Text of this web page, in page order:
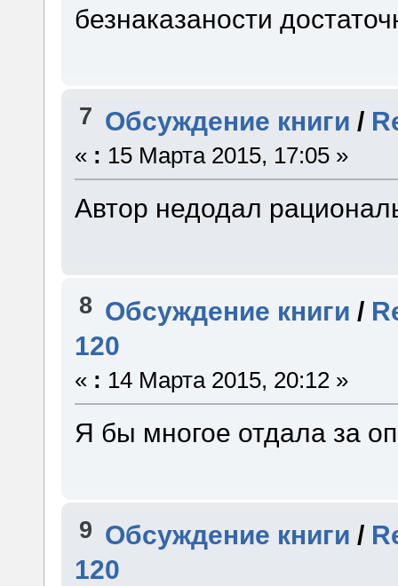
безнаказаности
7 Обсуждение книги /
« : 15 Марта 2015, 17:05 »
Автор недодал
8 Обсуждение книги /
120
« : 14 Марта 2015, 20:12 »
Я бы многое отдала за
9 Обсуждение книги /
120